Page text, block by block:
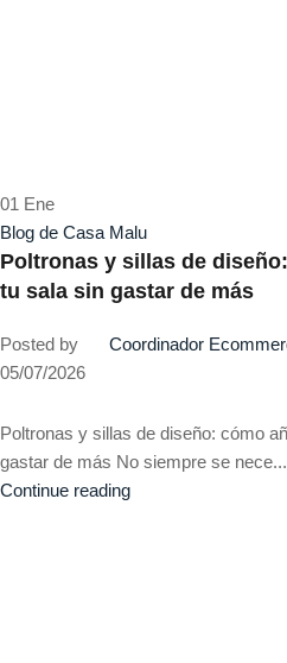
01 Ene
Blog de Casa Malu
Poltronas y sillas de
tu sala sin gastar de más
Posted by
Coordinador
05/07/2026
Poltronas y sillas de diseño: cómo
gastar de más No siempre se nece...
Continue reading